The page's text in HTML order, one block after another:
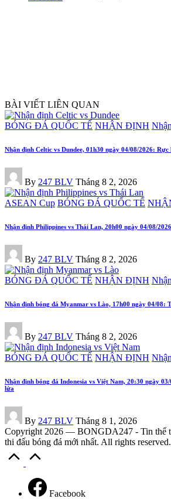
BÀI VIẾT LIÊN QUAN
Posted
BÓNG ĐÁ QUỐC TẾ NHẬN ĐỊNH
Nhận định Celtic vs Dundee, 01h30 ngày 04/08/2026: Rực
Posted
by
By 247 BLV Tháng 8 2, 2026
Posted
ASEAN Cup BÓNG ĐÁ QUỐC TẾ
Nhận định Philippines vs Thái Lan, 20h00 ngày 04/08/
Posted
by
By 247 BLV Tháng 8 2, 2026
Posted
BÓNG ĐÁ QUỐC TẾ NHẬN ĐỊNH
Nhận định bóng đá Myanmar vs Lào, 17h00 ngày 04/08:
Posted
by
By 247 BLV Tháng 8 2, 2026
Posted
BÓNG ĐÁ QUỐC TẾ NHẬN ĐỊNH
Nhận định bóng đá Indonesia vs Việt Nam, 20:30 ngày
lửa
Posted
by
By 247 BLV Tháng 8 1, 2026
Copyright 2026 — BONGDA247 - Tin thể
thi đấu bóng đá mới nhất. All rights reserved.
Facebook